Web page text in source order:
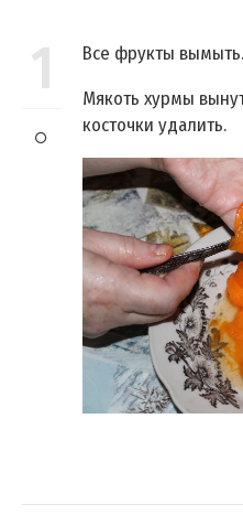
1
Все фрукты вымыть.
Мякоть хурмы
косточки удалить.